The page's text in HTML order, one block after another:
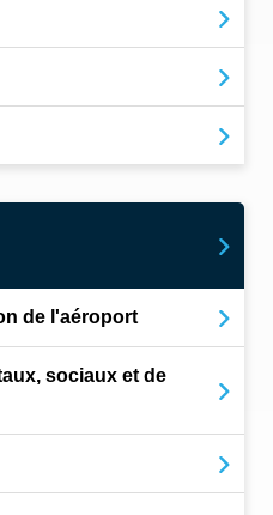
de l'aéroport
sociaux et de